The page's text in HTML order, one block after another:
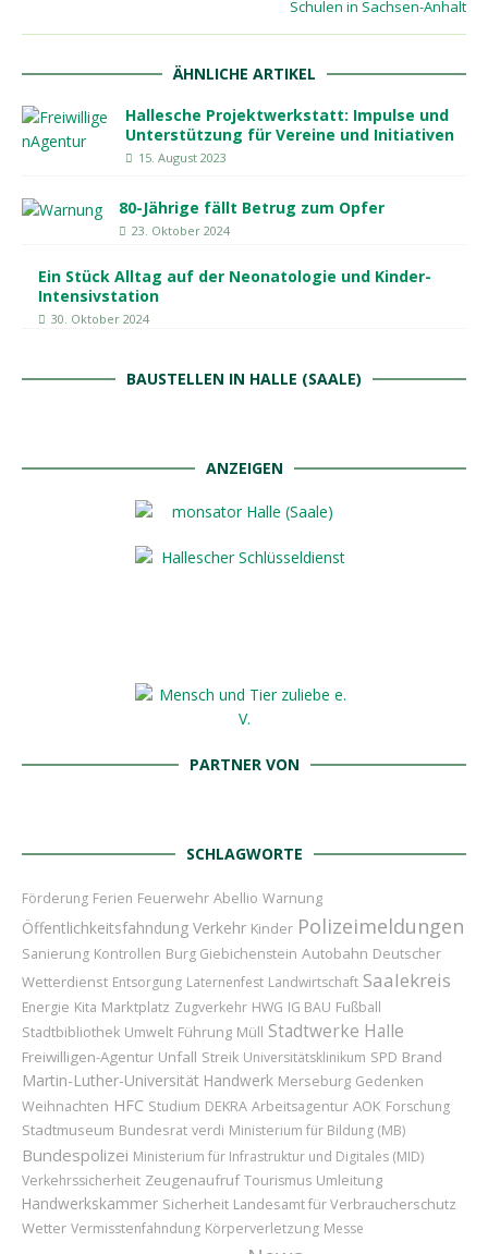
Schulen in Sachsen-Anhalt
ÄHNLICHE ARTIKEL
Hallesche Projektwerkstatt: Impulse und
Unterstützung für Vereine und Initiativen
15. August 2023
80-Jährige fällt Betrug zum Opfer
23. Oktober 2024
Ein Stück Alltag auf der Neonatologie und Kinder-
Intensivstation
30. Oktober 2024
BAUSTELLEN IN HALLE (SAALE)
ANZEIGEN
PARTNER VON
SCHLAGWORTE
Förderung Ferien Feuerwehr Abellio Warnung
Öffentlichkeitsfahndung Verkehr Kinder Polizeimeldungen
Sanierung Kontrollen Burg Giebichenstein Autobahn Deutscher
Wetterdienst Entsorgung Laternenfest Landwirtschaft Saalekreis
Energie Kita Marktplatz Zugverkehr HWG IG BAU Fußball
Stadtbibliothek Umwelt Führung Müll Stadtwerke Halle
Freiwilligen-Agentur Unfall Streik Universitätsklinikum SPD Brand
Martin-Luther-Universität Handwerk Merseburg Gedenken
Weihnachten HFC Studium DEKRA Arbeitsagentur AOK Forschung
Stadtmuseum Bundesrat verdi Ministerium für Bildung (MB)
Bundespolizei Ministerium für Infrastruktur und Digitales (MID)
Verkehrssicherheit Zeugenaufruf Tourismus Umleitung
Handwerkskammer Sicherheit Landesamt für Verbraucherschutz
Wetter Vermisstenfahndung Körperverletzung Messe